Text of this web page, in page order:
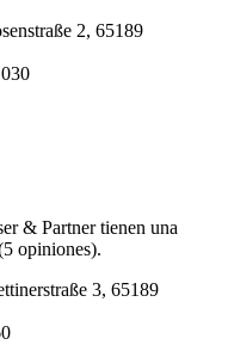
2, 65189
& Partner tienen una
opiniones).
3, 65189